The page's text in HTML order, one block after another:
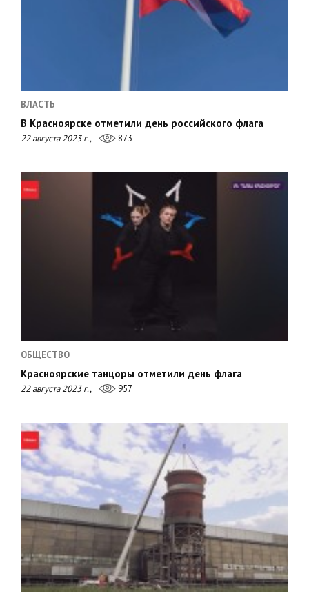
ВЛАСТЬ
В Красноярске отметили день российского флага
22 августа 2023 г., 873
ОБЩЕСТВО
Красноярские танцоры отметили день флага
22 августа 2023 г., 957